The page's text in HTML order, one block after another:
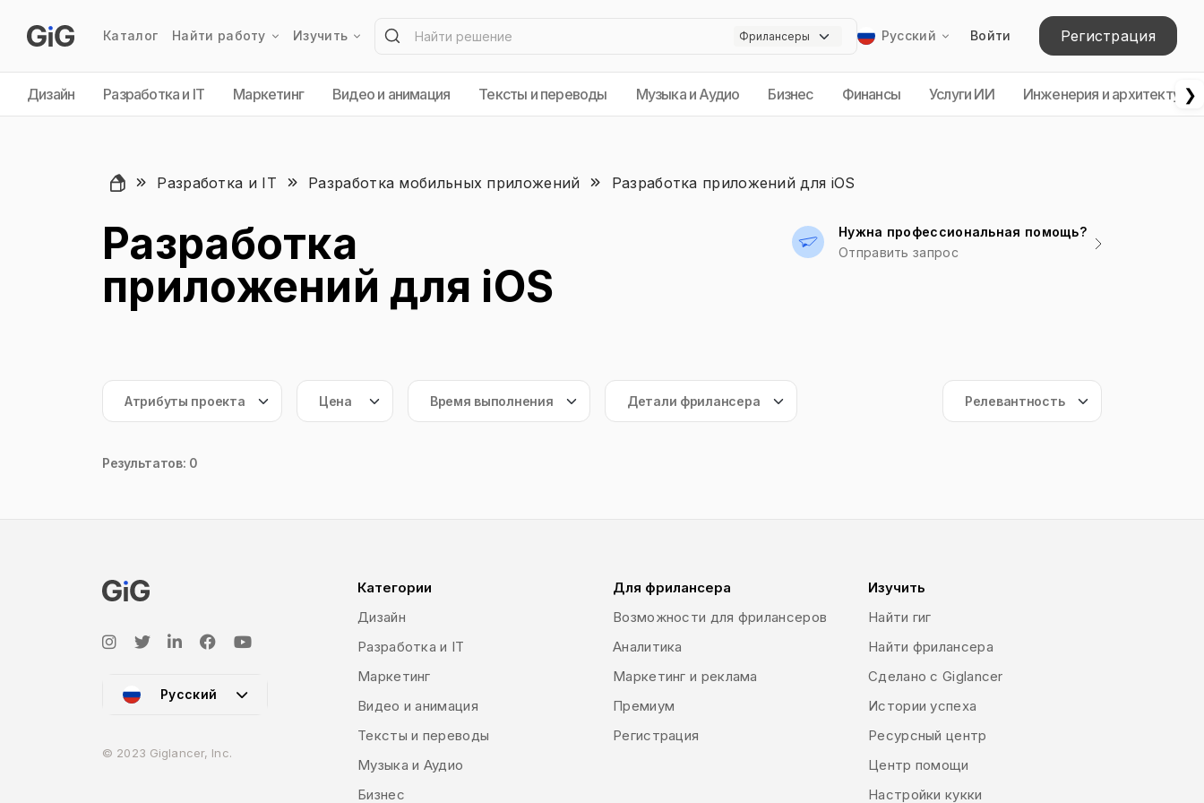
Каталог Найти работу Изучить Русский Войти Регистрация
Дизайн Разработка и IT Маркетинг Видео и анимация Тексты и переводы Музыка и Аудио Бизнес Финансы Услуги ИИ Инженерия и архитектура
❯
Разработка и IT Разработка мобильных приложений Разработка приложений для iOS
Разработка
приложений для iOS
Нужна профессиональная помощь?
Отправить запрос
Результатов: 0
Русский
© 2023 Giglancer, Inc.
Категории
Дизайн
Разработка и IT
Маркетинг
Видео и анимация
Тексты и переводы
Музыка и Аудио
Бизнес
Для фрилансера
Возможности для фрилансеров
Аналитика
Маркетинг и реклама
Премиум
Регистрация
Изучить
Найти гиг
Найти фрилансера
Сделано с Giglancer
Истории успеха
Ресурсный центр
Центр помощи
Настройки кукки